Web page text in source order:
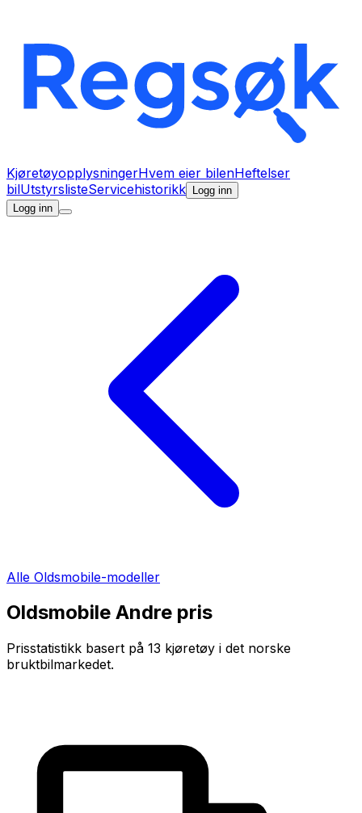
KjøretøyopplysningerHvem eier bilenHeftelser
bilUtstyrslisteServicehistorikk Logg inn
Logg inn
Alle Oldsmobile-modeller
Oldsmobile Andre pris
Prisstatistikk basert på 13 kjøretøy i det norske
bruktbilmarkedet.